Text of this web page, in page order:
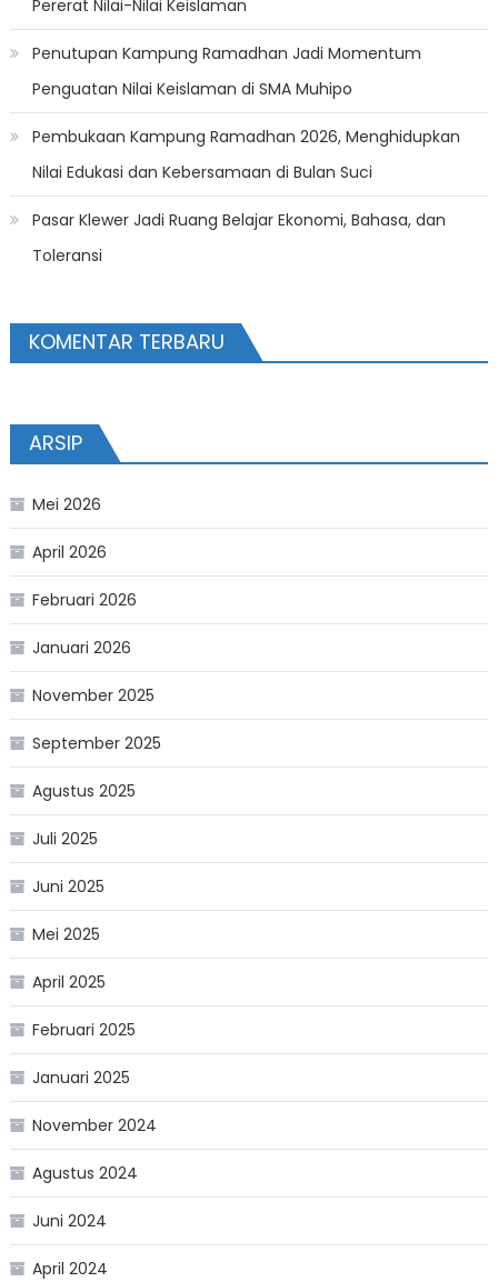
Pererat Nilai-Nilai Keislaman
Penutupan Kampung Ramadhan Jadi Momentum
Penguatan Nilai Keislaman di SMA Muhipo
Pembukaan Kampung Ramadhan 2026, Menghidupkan
Nilai Edukasi dan Kebersamaan di Bulan Suci
Pasar Klewer Jadi Ruang Belajar Ekonomi, Bahasa, dan
Toleransi
KOMENTAR TERBARU
ARSIP
Mei 2026
April 2026
Februari 2026
Januari 2026
November 2025
September 2025
Agustus 2025
Juli 2025
Juni 2025
Mei 2025
April 2025
Februari 2025
Januari 2025
November 2024
Agustus 2024
Juni 2024
April 2024